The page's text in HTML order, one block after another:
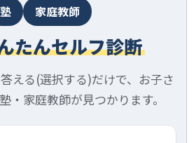
塾 家庭教師
たんセルフ診断
える(選択する)だけで、お子さ
・家庭教師が見つかります。